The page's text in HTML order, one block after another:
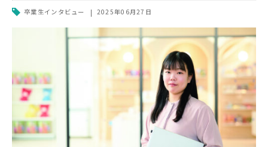
卒業生インタビュー 2025年06月27日